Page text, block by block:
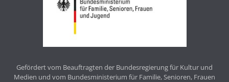
Gefördert vom Beauftragten der Bundesregierung für Kultur und
Medien und vom Bundesministerium für Familie, Senioren, Frauen